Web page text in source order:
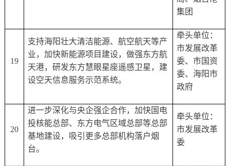
集团
19
支持海阳壮大清洁能源、航空航天等产
业，加快新能源项目建设，做强东方航
天港，研发东方慧眼星座遥感卫星，建
设空天信息服务示范系统。
牵头单位：
市发展改革
委、市国资
委、海阳市
政府
20
进一步深化与央企强企合作，加快国电
投核能总部、东方电气区域总部等总部
基地建设，吸引更多总部机构落户烟
台。
牵头单位：
市发展改革
委